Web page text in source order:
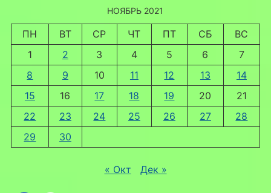
НОЯБРЬ 2021
ПН ВТ СР ЧТ ПТ СБ
ВС
1
2 3 4 5 6
7
8
9 10 11 12 13
14
15
16 17 18 19 20
21
22
23 24 25 26 27
28
29
30
« Окт Дек »